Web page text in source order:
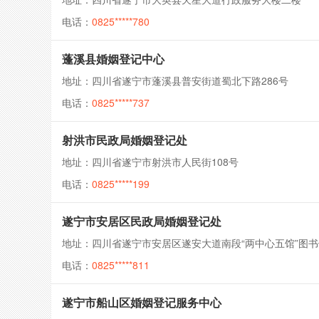
电话： 0825*****780
蓬溪县婚姻登记中心
地址：四川省遂宁市蓬溪县普安街道蜀北下路286号
电话： 0825*****737
射洪市民政局婚姻登记处
地址：四川省遂宁市射洪市人民街108号
电话： 0825*****199
遂宁市安居区民政局婚姻登记处
地址：四川省遂宁市安居区遂安大道南段“两中心五馆”图
电话： 0825*****811
遂宁市船山区婚姻登记服务中心